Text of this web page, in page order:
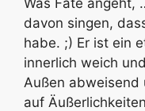
Was Fate angeht,
davon singen,
habe. ;) Er ist ein
innerlich weich
Außen abweisend
auf